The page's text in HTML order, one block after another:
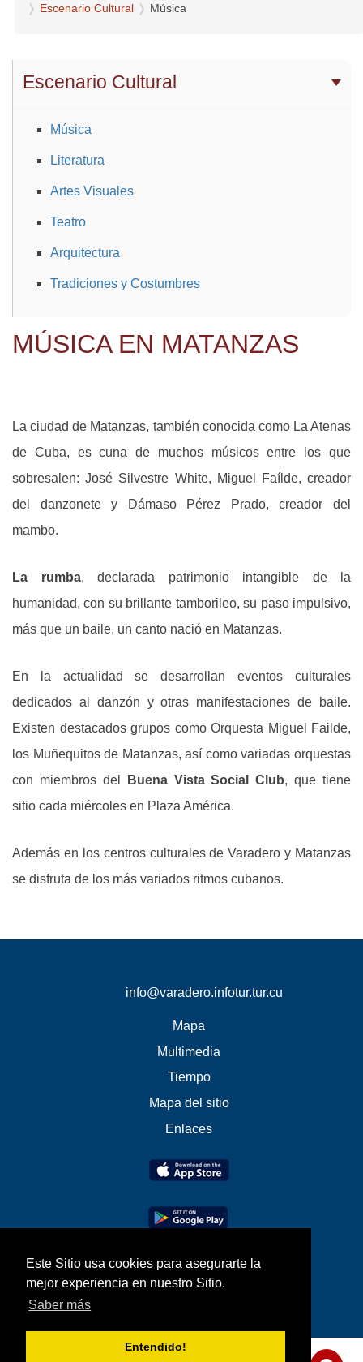
Este Sitio usa cookies para asegurarte la
mejor experiencia en nuestro Sitio.
Saber más
Entendido!
Escenario Cultural Música
Escenario Cultural
Música
Literatura
Artes Visuales
Teatro
Arquitectura
Tradiciones y Costumbres
MÚSICA EN MATANZAS
La ciudad de Matanzas, también conocida como La Atenas
de Cuba, es cuna de muchos músicos entre los que
sobresalen: José Silvestre White, Miguel Faílde, creador
del danzonete y Dámaso Pérez Prado, creador del
mambo.
La rumba, declarada patrimonio intangible de la
humanidad, con su brillante tamborileo, su paso impulsivo,
más que un baile, un canto nació en Matanzas.
En la actualidad se desarrollan eventos culturales
dedicados al danzón y otras manifestaciones de baile.
Existen destacados grupos como Orquesta Miguel Failde,
los Muñequitos de Matanzas, así como variadas orquestas
con miembros del
Buena Vista Social Club, que tiene
sitio cada miércoles en Plaza América.
Además en los centros culturales de Varadero y Matanzas
se disfruta de los más variados ritmos cubanos.
info@varadero.infotur.tur.cu
Mapa
Multimedia
Tiempo
Mapa del sitio
Enlaces